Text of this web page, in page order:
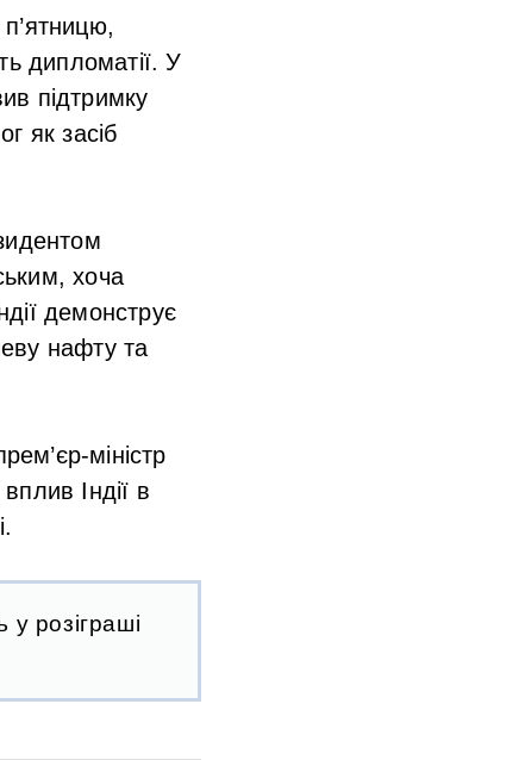
дипломатії. У
підтримку
як засіб
хоча
демонструє
нафту та
міністр
Індії в
розіграші